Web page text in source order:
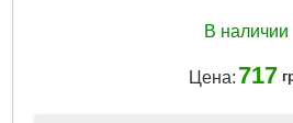
В наличии
Цена: 717